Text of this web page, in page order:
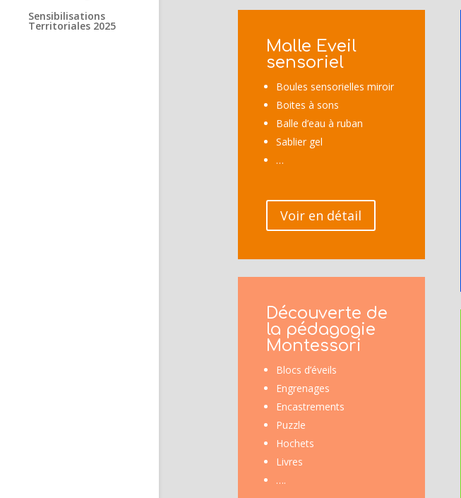
Sensibilisations
Territoriales 2025
Malle Eveil
sensoriel
Boules sensorielles miroir
Boites à sons
Balle d’eau à ruban
Sablier gel
…
Voir en détail
Découverte de
la pédagogie
Montessori
Blocs d’éveils
Engrenages
Encastrements
Puzzle
Hochets
Livres
….